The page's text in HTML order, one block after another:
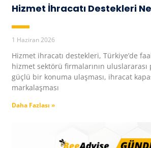
Hizmet İhracatı Destekleri
1 Haziran 2026
Hizmet ihracatı destekleri, Türkiye’de
hizmet sektörü firmalarının
güçlü bir konuma ulaşması, ihracat
markalaşması
Daha Fazlası »